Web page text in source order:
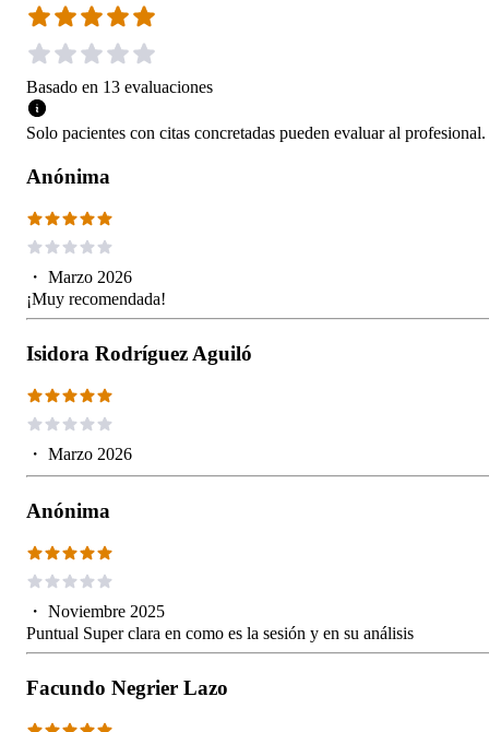
Basado en 13 evaluaciones
Solo pacientes con citas concretadas pueden evaluar al profesional.
Anónima
・ Marzo 2026
¡Muy recomendada!
Isidora Rodríguez Aguiló
・ Marzo 2026
Anónima
・ Noviembre 2025
Puntual Super clara en como es la sesión y en su análisis
Facundo Negrier Lazo